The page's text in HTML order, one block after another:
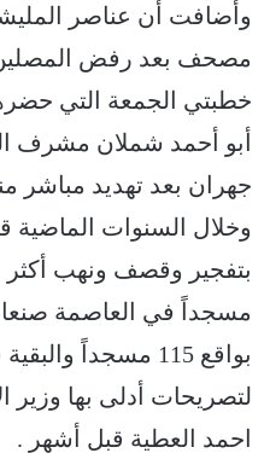
وأضافت أن عناصر
مصحف بعد ﺭﻓﺾ
ﺧﻄﺒﺘﻲ ﺍﻟﺠﻤﻌﺔ ﺍﻟﺘﻲ
ﺃﺑﻮ ﺃﺣﻤﺪ ﺷﻤﻼﻥ ﻣﺸﺮﻑ
ﺟﻬﺮﺍﻥ ﺑﻌﺪ ﺗﻬﺪﻳﺪ ﻣﺒﺎﺷﺮ
ﻭﺧﻼﻝ ﺍﻟﺴﻨﻮﺍﺕ ﺍﻟﻤﺎﺿﻴﺔ
ﻣﺴﺠﺪﺍً ﻓﻲ ﺍﻟﻌﺎﺻﻤﺔ
ﺑﻮﺍﻗﻊ 115 ﻣﺴﺠﺪﺍً
ﻟﺘﺼﺮﻳﺤﺎﺕ ﺃﺩﻟﻰ ﺑﻬﺎ ﻭﺯﻳﺮ
ﺍﺣﻤﺪ ﺍﻟﻌﻄﻴﺔ ﻗﺒﻞ ﺃﺷﻬﺮ .